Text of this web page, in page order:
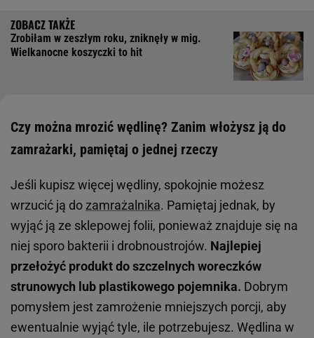
Zrobiłam w zeszłym roku, zniknęły w mig.
Wielkanocne koszyczki to hit
Czy można mrozić wędlinę? Zanim włożysz ją do
zamrażarki, pamiętaj o jednej rzeczy
Jeśli kupisz więcej wędliny, spokojnie możesz
wrzucić ją dozamrażalnika. Pamiętaj jednak, by
wyjąć ją ze sklepowej folii, ponieważ znajduje się na
niej sporo bakterii i drobnoustrojów. Najlepiej
przełożyć produkt do szczelnych woreczków
strunowych lub plastikowego pojemnika. Dobrym
pomysłem jest zamrożenie mniejszych porcji, aby
ewentualnie wyjąć tyle, ile potrzebujesz. Wędlina w